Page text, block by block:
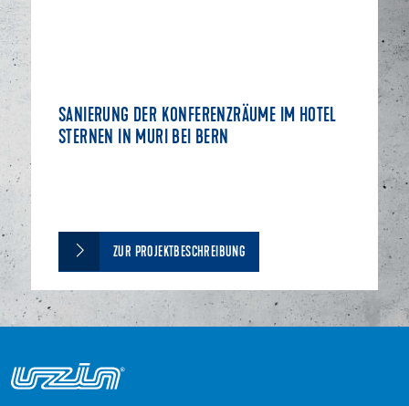
SANIERUNG DER KONFERENZRÄUME IM HOTEL
STERNEN IN MURI BEI BERN
ZUR PROJEKTBESCHREIBUNG